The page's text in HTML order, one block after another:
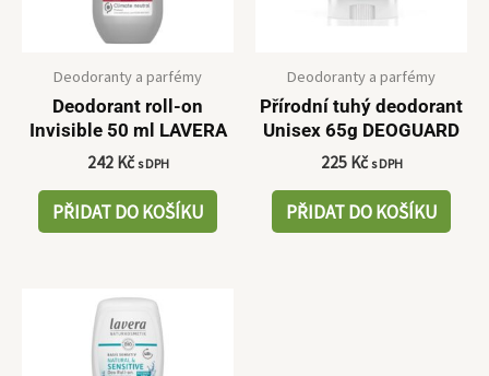
Deodoranty a parfémy
Deodorant roll-on
Invisible 50 ml LAVERA
242 Kč s DPH
PŘIDAT DO KOŠÍKU
Deodoranty a parfémy
Přírodní tuhý deodorant
Unisex 65g DEOGUARD
225 Kč s DPH
PŘIDAT DO KOŠÍKU